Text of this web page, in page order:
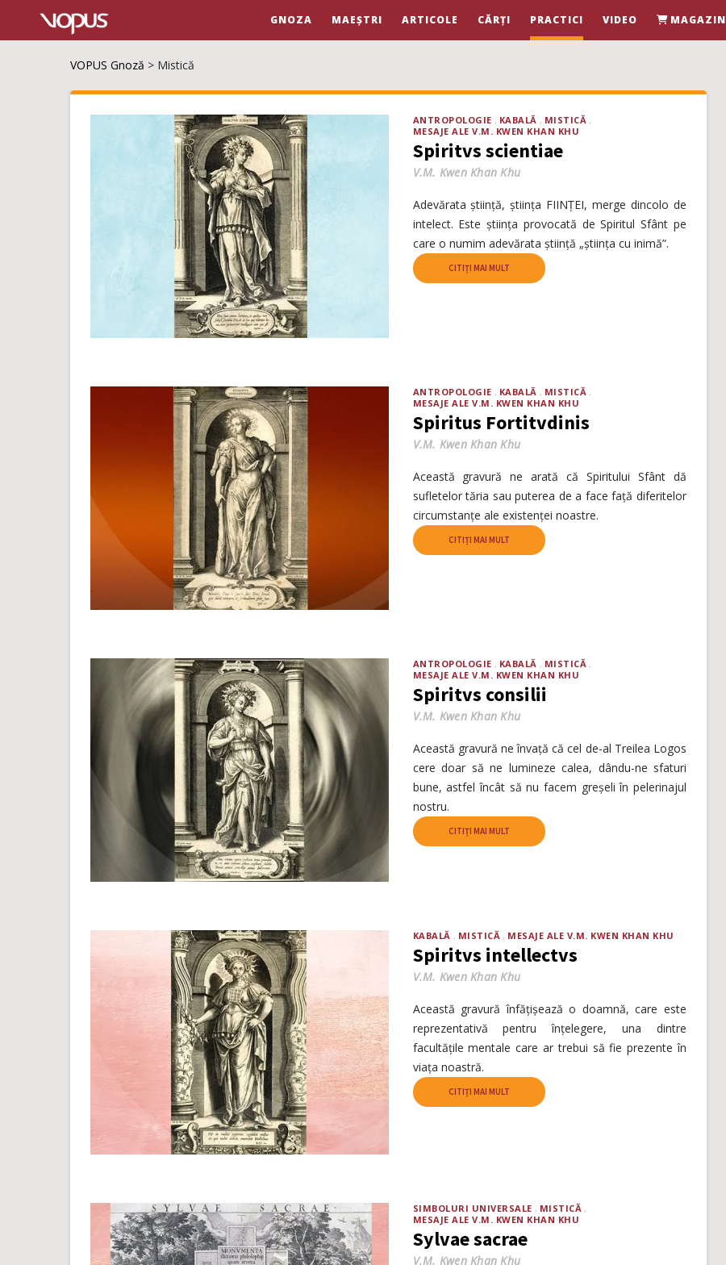
GNOZA MAEȘTRI ARTICOLE CĂRȚI PRACTICI VIDEO MAGAZIN
VOPUS Gnoză > Mistică
ANTROPOLOGIE KABALĂ
MISTICĂ
MESAJE ALE V.M. KWEN KHAN KHU
Spiritvs scientiae
V.M. Kwen Khan Khu
Adevărata știință, știința FIINȚEI, merge dincolo de
intelect. Este știința provocată de Spiritul Sfânt pe
care o numim adevărata știință „știința cu inimă”.
CITIȚI MAI MULT
ANTROPOLOGIE KABALĂ
MISTICĂ
MESAJE ALE V.M. KWEN KHAN KHU
Spiritus Fortitvdinis
V.M. Kwen Khan Khu
Această gravură ne arată că Spiritului Sfânt dă
sufletelor tăria sau puterea de a face față diferitelor
circumstanțe ale existenței noastre.
CITIȚI MAI MULT
ANTROPOLOGIE KABALĂ
MISTICĂ
MESAJE ALE V.M. KWEN KHAN KHU
Spiritvs consilii
V.M. Kwen Khan Khu
Această gravură ne învață că cel de-al Treilea Logos
cere doar să ne lumineze calea, dându-ne sfaturi
bune, astfel încât să nu facem greșeli în pelerinajul
nostru.
CITIȚI MAI MULT
KABALĂ MISTICĂ MESAJE ALE V.M. KWEN KHAN KHU
Spiritvs intellectvs
V.M. Kwen Khan Khu
Această gravură înfățișează o doamnă, care este
reprezentativă pentru înțelegere, una dintre
facultățile mentale care ar trebui să fie prezente în
viața noastră.
CITIȚI MAI MULT
SIMBOLURI UNIVERSALE
MISTICĂ
MESAJE ALE V.M. KWEN KHAN KHU
Sylvae sacrae
V.M. Kwen Khan Khu